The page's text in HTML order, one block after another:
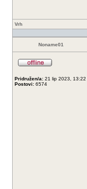
Vrh
Noname01
Pridružen/a: 21 lip 2023, 13:22
Postovi: 6574